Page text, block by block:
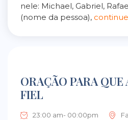
nele: Michael, Gabriel,
(nome da pessoa),
ORAÇÃO PARA QUE
FIEL
23:00 am- 00:00pm